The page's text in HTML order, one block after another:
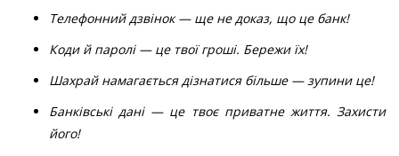
Телефонний дзвінок — ще не доказ, що це банк!
Коди й паролі — це твої гроші. Бережи їх!
Шахрай намагається дізнатися більше — зупини це!
Банківські дані — це твоє приватне життя. Захисти
його!